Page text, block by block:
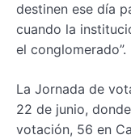
destinen ese día
cuando la
el conglomerado”.
La Jornada de
22 de junio,
votación, 56 en